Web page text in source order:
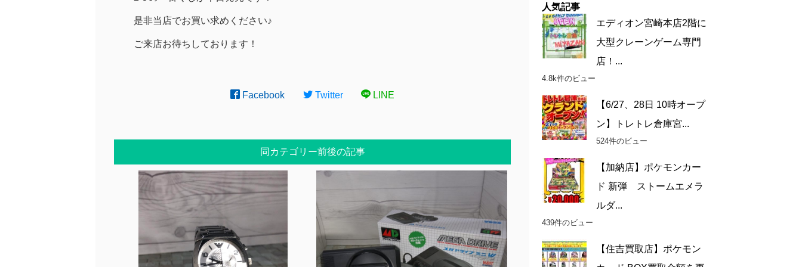
是非当店でお買い求めください♪
ご来店お待ちしております！
Facebook Twitter LINE
同カテゴリー前後の記事
人気記事
エディオン宮崎本店2階に
大型クレーンゲーム専門
店！...
4.8k件のビュー
【6/27、28日 10時オープ
ン】トレトレ倉庫宮...
524件のビュー
【加納店】ポケモンカー
ド 新弾 ストームエメラ
ルダ...
439件のビュー
【住吉買取店】ポケモン